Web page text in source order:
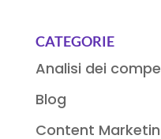
CATEGORIE
Analisi dei
Blog
Content